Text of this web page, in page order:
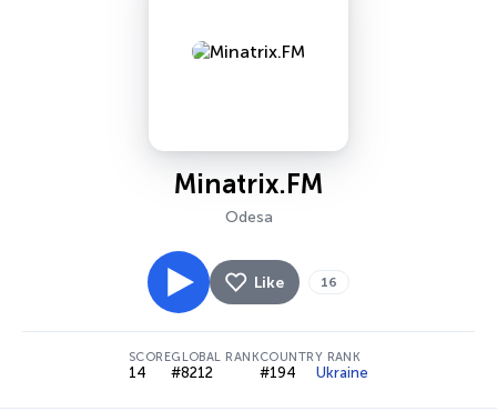
Minatrix.FM
Odesa
Like 16
SCORE
14
GLOBAL RANK
#8212
COUNTRY RANK
#194 Ukraine